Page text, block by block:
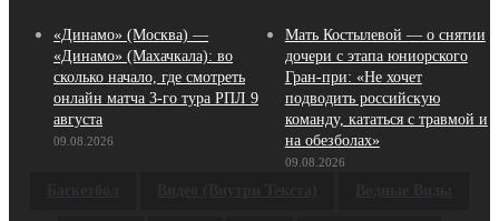
«Динамо» (Москва) —
«Динамо» (Махачкала): во
сколько начало, где смотреть
онлайн матча 3‑го тура РПЛ 9
августа
09.08.2026
Мать Костылевой — о снятии
дочери с этапа юниорского
Гран‑при: «Не хочет
подводить российскую
команду, кататься с травмой и
на обезболах»
09.08.2026